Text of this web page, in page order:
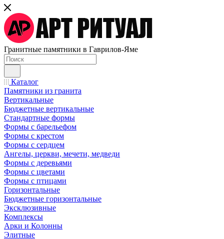
Гранитные памятники в Гаврилов-Яме
Каталог
Памятники из гранита
Вертикальные
Бюджетные вертикальные
Стандартные формы
Формы с барельефом
Формы с крестом
Формы с сердцем
Ангелы, церкви, мечети, медведи
Формы с деревьями
Формы с цветами
Формы с птицами
Горизонтальные
Бюджетные горизонтальные
Эксклюзивные
Комплексы
Арки и Колонны
Элитные